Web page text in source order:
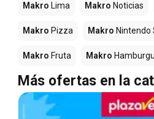
Makro Lima Makro Noticias
Makro Pizza Makro Nintendo
Makro Fruta Makro
Más ofertas en la